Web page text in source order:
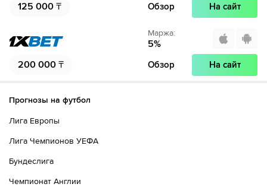
125 000 ₸ Обзор На сайт
200 000 ₸
Маржа:
5%
Обзор На сайт
Прогнозы на футбол
Лига Европы
Лига Чемпионов УЕФА
Бундеслига
Чемпионат Англии